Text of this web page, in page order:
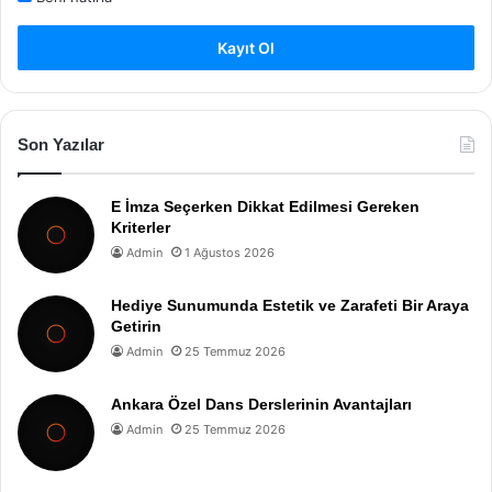
Kayıt Ol
Son Yazılar
E İmza Seçerken Dikkat Edilmesi Gereken
Kriterler
Admin 1 Ağustos 2026
Hediye Sunumunda Estetik ve Zarafeti Bir Araya
Getirin
Admin 25 Temmuz 2026
Ankara Özel Dans Derslerinin Avantajları
Admin 25 Temmuz 2026